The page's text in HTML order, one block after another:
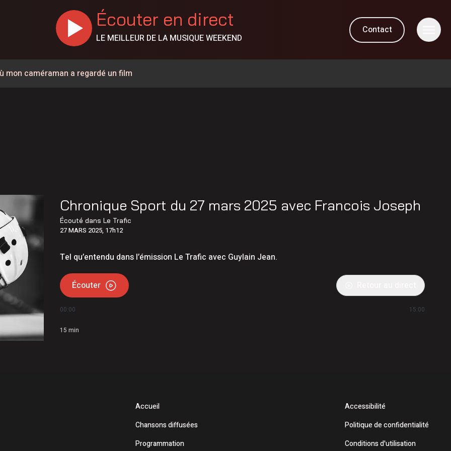
Écouter en direct
LE MEILLEUR DE LA MUSIQUE WEEKEND
Contact
mon caméraman a regardé un film
du Bas-Saint-Laurent
l’Opération nationale concertée en sécurité nautique de
du Carrefour d’initiatives populaire
de feux de forêt en juillet au Québec
la Société portuaire du Bas-Saint-Laurent et de la Gaspésie
conserve son avance dans les intentions de vote
Chronique Sport du 27 mars 2025 avec Francois Joseph
Écouté dansLe Trafic
27 MARS 2025, 17h12
Tel qu’entendu dans l’émission Le Trafic avec Guylain Jean.
Écouter
00:00 15:00
15 min
Accueil
Chansons diffusées
Programmation
Accessibilité
Politique de confidentialité
Conditions d'utilisation